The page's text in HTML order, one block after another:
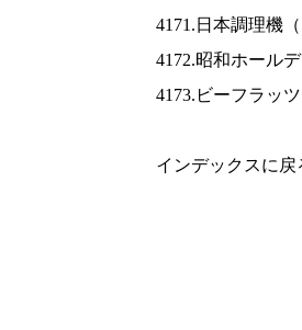
4171.日本調理機（
4172.昭和ホール
4173.ビーフラッ
インデックスに戻